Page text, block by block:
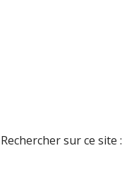
Rechercher sur ce site :